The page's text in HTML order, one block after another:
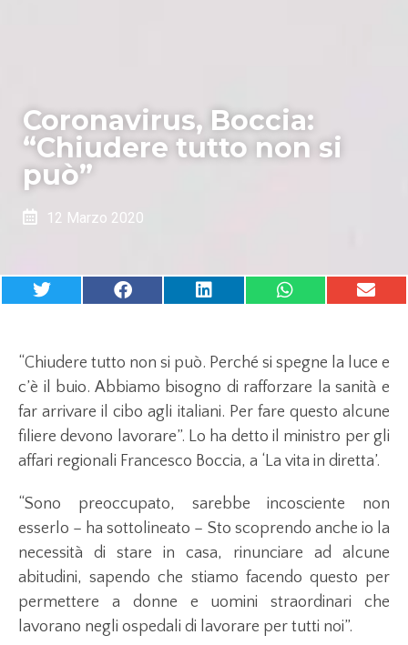
Coronavirus, Boccia:
“Chiudere tutto non si
può”
12 Marzo 2020
“Chiudere tutto non si può. Perché si spegne la luce e
c’è il buio. Abbiamo bisogno di rafforzare la sanità e
far arrivare il cibo agli italiani. Per fare questo alcune
filiere devono lavorare”. Lo ha detto il ministro per gli
affari regionali Francesco Boccia, a ‘La vita in diretta’.
“Sono preoccupato, sarebbe incosciente non
esserlo – ha sottolineato – Sto scoprendo anche io la
necessità di stare in casa, rinunciare ad alcune
abitudini, sapendo che stiamo facendo questo per
permettere a donne e uomini straordinari che
lavorano negli ospedali di lavorare per tutti noi”.